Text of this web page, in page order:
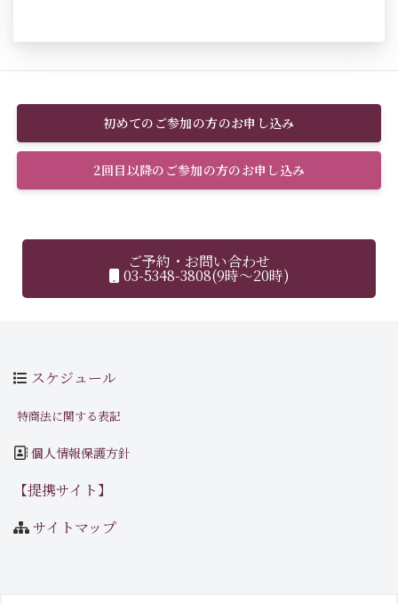
初めてのご参加の方のお申し込み
2回目以降のご参加の方のお申し込み
ご予約・お問い合わせ
03-5348-3808(9時～20時)
スケジュール
特商法に関する表記
個人情報保護方針
【提携サイト】
サイトマップ